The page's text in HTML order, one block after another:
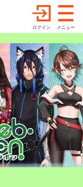
ログイン メニュー